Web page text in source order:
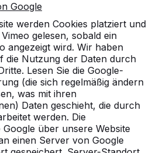
Google
werden Cookies platziert und
gelesen, sobald ein
angezeigt wird. Wir haben
die Nutzung der Daten durch
Lesen Sie die Google-
(die sich regelmäßig ändern
was mit ihren
Daten geschieht, die durch
werden. Die
über unsere Website
einen Server von Google
hinzufügen
und Aufstellung in
geliefert.
Lieferung?Video ansehen